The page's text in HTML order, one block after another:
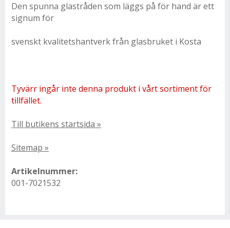
Den spunna glastråden som läggs på för hand är ett
signum för
svenskt kvalitetshantverk från glasbruket i Kosta
Tyvärr ingår inte denna produkt i vårt sortiment för
tillfället.
Till butikens startsida »
Sitemap »
Artikelnummer:
001-7021532